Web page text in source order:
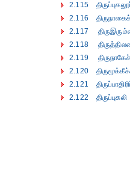
2.115
2.116
2.117
2.118
2.119
2.120
2.121
2.122